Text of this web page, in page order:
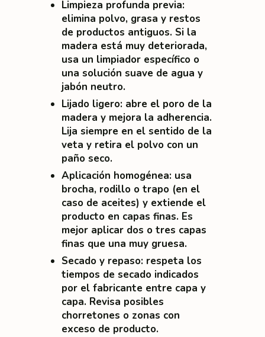
Limpieza profunda previa:
elimina polvo, grasa y restos
de productos antiguos. Si la
madera está muy deteriorada,
usa un limpiador específico o
una solución suave de agua y
jabón neutro.
Lijado ligero: abre el poro de la
madera y mejora la adherencia.
Lija siempre en el sentido de la
veta y retira el polvo con un
paño seco.
Aplicación homogénea: usa
brocha, rodillo o trapo (en el
caso de aceites) y extiende el
producto en capas finas. Es
mejor aplicar dos o tres capas
finas que una muy gruesa.
Secado y repaso: respeta los
tiempos de secado indicados
por el fabricante entre capa y
capa. Revisa posibles
chorretones o zonas con
exceso de producto.